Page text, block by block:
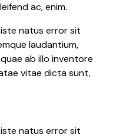
ac, enim.
natus error sit
laudantium,
ab illo inventore
vitae dicta sunt,
natus error sit